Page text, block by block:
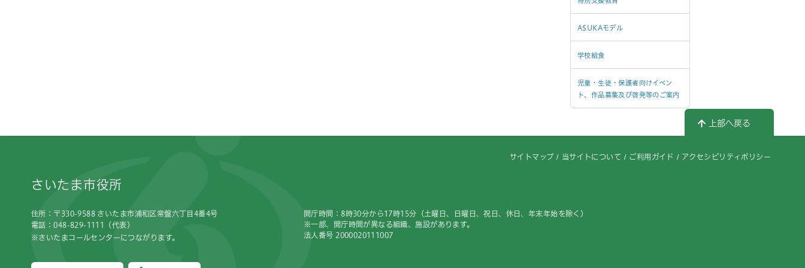
ASUKAモデル
学校給食
児童・生徒・保護者向けイベン
ト、作品募集及び啓発等のご案内
上部へ戻る
サイトマップ 当サイトについて ご利用ガイド アクセシビリティポリシー
さいたま市役所
住所：〒330-9588 さいたま市浦和区常盤六丁目4番4号
電話：048-829-1111（代表）
※さいたまコールセンターにつながります。
開庁時間：8時30分から17時15分（土曜日、日曜日、祝日、休日、年末年始を除く）
※一部、開庁時間が異なる組織、施設があります。
法人番号 2000020111007